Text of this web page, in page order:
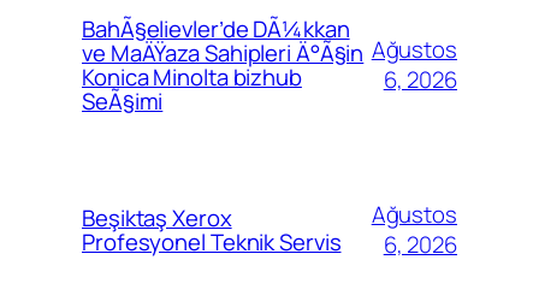
BahÃ§elievler’de DÃ¼kkan
ve MaÄŸaza Sahipleri Ä°Ã§in
Konica Minolta bizhub
SeÃ§imi
Ağustos
6, 2026
Beşiktaş Xerox
Profesyonel Teknik Servis
Ağustos
6, 2026